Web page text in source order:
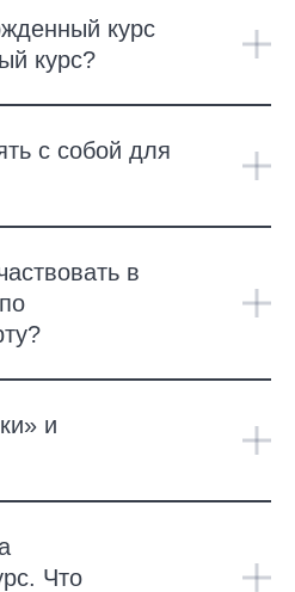
курс
курс?
с собой для
в
и
Что